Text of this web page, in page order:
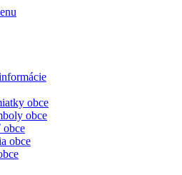
obce
obce
obce
obce